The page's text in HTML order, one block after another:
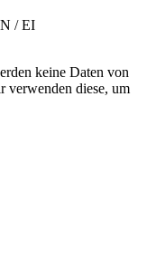
/ EI
keine Daten von
verwenden diese, um